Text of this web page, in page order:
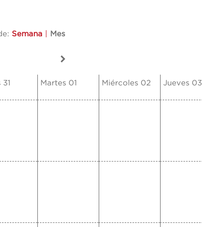
Semana Mes
Martes 01 Miércoles 02 Jueves 03